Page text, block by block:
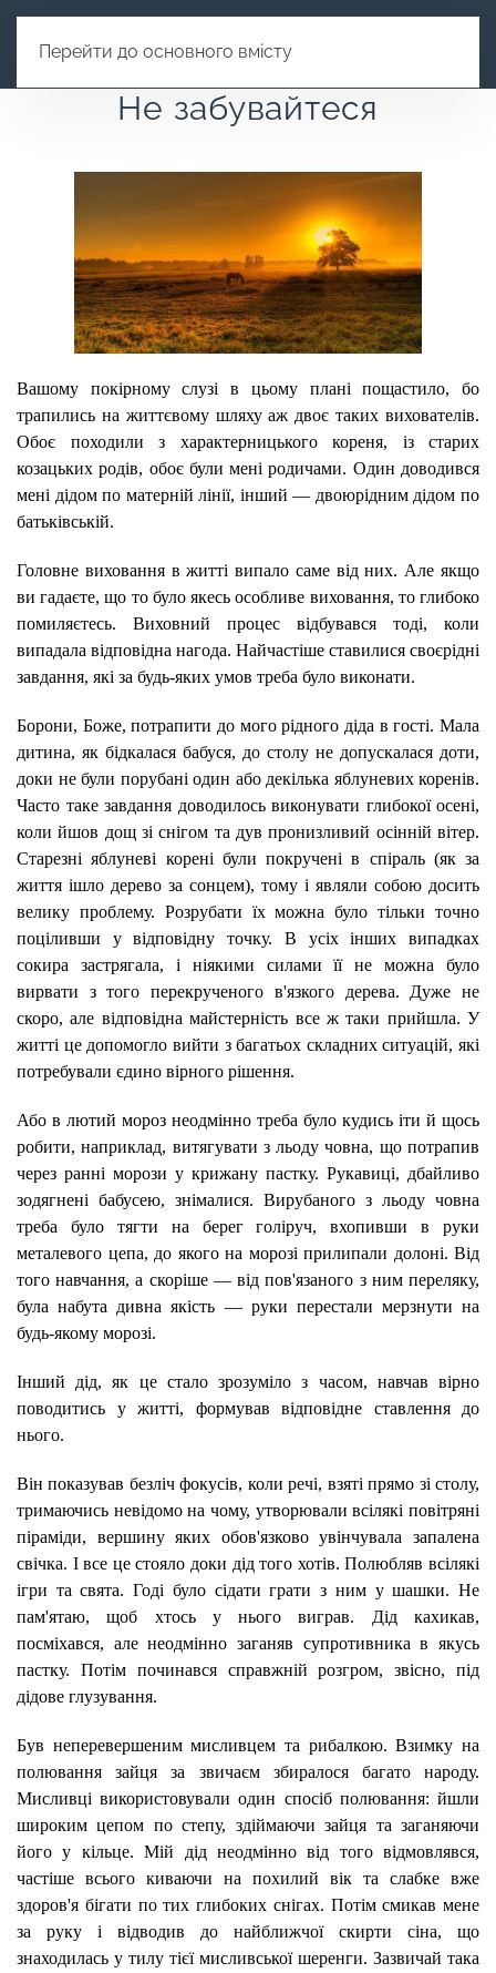
Перейти до основного вмісту
Не забувайтеся
Вашому покірному слузі в цьому плані пощастило, бо
трапились на життєвому шляху аж двоє таких вихователів.
Обоє походили з характерницького кореня, із старих
козацьких родів, обоє були мені родичами. Один доводився
мені дідом по матерній лінії, інший — двоюрідним дідом по
батьківській.
Головне виховання в житті випало саме від них. Але якщо
ви гадаєте, що то було якесь особливе виховання, то глибоко
помиляєтесь. Виховний процес відбувався тоді, коли
випадала відповідна нагода. Найчастіше ставилися своєрідні
завдання, які за будь-яких умов треба було виконати.
Борони, Боже, потрапити до мого рідного діда в гості. Мала
дитина, як бідкалася бабуся, до столу не допускалася доти,
доки не були порубані один або декілька яблуневих коренів.
Часто таке завдання доводилось виконувати глибокої осені,
коли йшов дощ зі снігом та дув пронизливий осінній вітер.
Старезні яблуневі корені були покручені в спіраль (як за
життя ішло дерево за сонцем), тому і являли собою досить
велику проблему. Розрубати їх можна було тільки точно
поціливши у відповідну точку. В усіх інших випадках
сокира застрягала, і ніякими силами її не можна було
вирвати з того перекрученого в'язкого дерева. Дуже не
скоро, але відповідна майстерність все ж таки прийшла. У
житті це допомогло вийти з багатьох складних ситуацій, які
потребували єдино вірного рішення.
Або в лютий мороз неодмінно треба було кудись іти й щось
робити, наприклад, витягувати з льоду човна, що потрапив
через ранні морози у крижану пастку. Рукавиці, дбайливо
зодягнені бабусею, знімалися. Вирубаного з льоду човна
треба було тягти на берег голіруч, вхопивши в руки
металевого цепа, до якого на морозі прилипали долоні. Від
того навчання, а скоріше — від пов'язаного з ним переляку,
була набута дивна якість — руки перестали мерзнути на
будь-якому морозі.
Інший дід, як це стало зрозуміло з часом, навчав вірно
поводитись у житті, формував відповідне ставлення до
нього.
Він показував безліч фокусів, коли речі, взяті прямо зі столу,
тримаючись невідомо на чому, утворювали всілякі повітряні
піраміди, вершину яких обов'язково увінчувала запалена
свічка. І все це стояло доки дід того хотів. Полюбляв всілякі
ігри та свята. Годі було сідати грати з ним у шашки. Не
пам'ятаю, щоб хтось у нього виграв. Дід кахикав,
посміхався, але неодмінно заганяв супротивника в якусь
пастку. Потім починався справжній розгром, звісно, під
дідове глузування.
Був неперевершеним мисливцем та рибалкою. Взимку на
полювання зайця за звичаєм збиралося багато народу.
Мисливці використовували один спосіб полювання: йшли
широким цепом по степу, здіймаючи зайця та заганяючи
його у кільце. Мій дід неодмінно від того відмовлявся,
частіше всього киваючи на похилий вік та слабке вже
здоров'я бігати по тих глибоких снігах. Потім смикав мене
за руку і відводив до найближчої скирти сіна, що
знаходилась у тилу тієї мисливської шеренги. Зазвичай така